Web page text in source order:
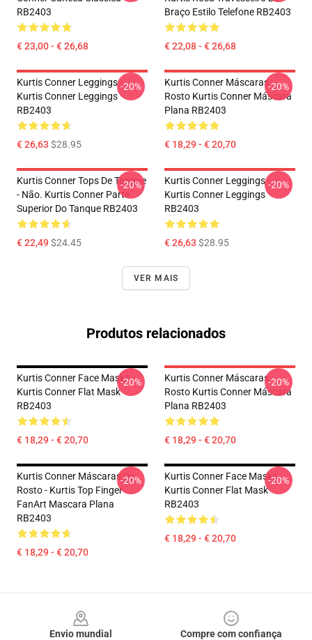
RB2403
€ 23,00 - € 26,68
Braço Estilo Telefone RB2403
€ 22,08 - € 26,68
Kurtis Conner Leggings -
Kurtis Conner Leggings
RB2403
€ 26,63 $28.95
-20%
Kurtis Conner Máscaras
Rosto Kurtis Conner Máscara
Plana RB2403
€ 18,29 - € 20,70
-20%
Kurtis Conner Tops De Tanque
- Não. Kurtis Conner Parte
Superior Do Tanque RB2403
€ 22,49$24.45
-20%
Kurtis Conner Leggings -
Kurtis Conner Leggings
RB2403
€ 26,63 $28.95
-20%
VER MAIS
Produtos relacionados
Kurtis Conner Face Masks -
Kurtis Conner Flat Mask
RB2403
€ 18,29 - € 20,70
-20%
Kurtis Conner Máscaras
Rosto Kurtis Conner Máscara
Plana RB2403
€ 18,29 - € 20,70
-20%
Kurtis Conner Máscaras De
Rosto - Kurtis Top Finger
FanArt Mascara Plana
RB2403
€ 18,29 - € 20,70
-20%
Kurtis Conner Face Masks -
Kurtis Conner Flat Mask
RB2403
€ 18,29 - € 20,70
-20%
Envio mundial
Compre com confiança